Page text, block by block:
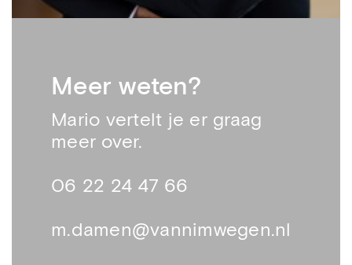
Meer weten?
Mario vertelt je er graag
meer over.
06 22 24 47 66
m.damen@vannimwegen.nl